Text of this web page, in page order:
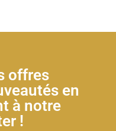
offres
en
à notre
!